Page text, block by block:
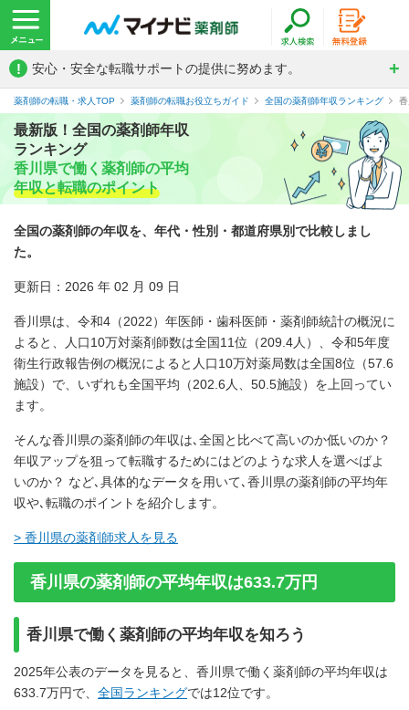
! 安心・安全な転職サポートの提供に努めます。
薬剤師の転職・求人TOP 薬剤師の転職お役立ちガイド 全国の薬剤師年収ランキング
最新版！全国の薬剤師年収
ランキング
香川県で働く薬剤師の平均
年収と転職のポイント
全国の薬剤師の年収を、年代・性別・都道府県別で比較しまし
た。
更新日：2026 年 02 月 09 日
香川県は、令和4（2022）年医師・歯科医師・薬剤師統計の概況に
よると、人口10万対薬剤師数は全国11位（209.4人）、令和5年度
衛生行政報告例の概況によると人口10万対薬局数は全国8位（57.6
施設）で、いずれも全国平均（202.6人、50.5施設）を上回ってい
ます。
そんな香川県の薬剤師の年収は､全国と比べて高いのか低いのか？
年収アップを狙って転職するためにはどのような求人を選べばよ
いのか？ など､具体的なデータを用いて､香川県の薬剤師の平均年
収や､転職のポイントを紹介します。
> 香川県の薬剤師求人を見る
香川県の薬剤師の平均年収は633.7万円
香川県で働く薬剤師の平均年収を知ろう
2025年公表のデータを見ると、香川県で働く薬剤師の平均年収は
633.7万円で、 全国ランキングでは12位です。